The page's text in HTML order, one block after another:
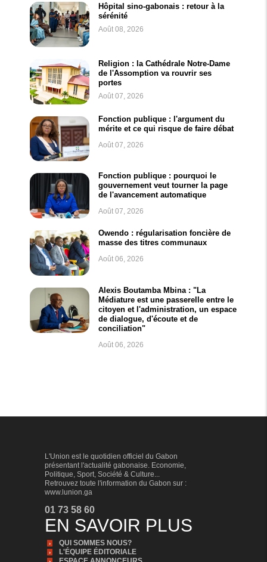
Hôpital sino-gabonais : retour à la
sérénité
Août 08, 2026
Religion : la Cathédrale Notre-Dame
de l'Assomption va rouvrir ses
portes
Août 07, 2026
Fonction publique : l'argument du
mérite et ce qui risque de faire débat
Août 07, 2026
Fonction publique : pourquoi le
gouvernement veut tourner la page
de l'avancement automatique
Août 07, 2026
Owendo : régularisation foncière de
masse des titres communaux
Août 06, 2026
Alexis Boutamba Mbina : "La
Médiature est une passerelle entre le
citoyen et l'administration, un espace
de dialogue, d'écoute et de
conciliation"
Août 06, 2026
L'Union est le quotidien officiel du Gabon
présentant l'actualité gabonaise. Economie,
Politique, Sport, Société & Culture...
Retrouvez toute l'information du Gabon sur :
www.lunion.ga
01 73 58 60
EN SAVOIR PLUS
QUI SOMMES NOUS?
L'ÉQUIPE ÉDITORIALE